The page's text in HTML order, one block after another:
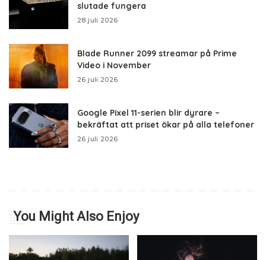
slutade fungera
28 juli 2026
Blade Runner 2099 streamar på Prime
Video i November
26 juli 2026
Google Pixel 11-serien blir dyrare –
bekräftat att priset ökar på alla telefoner
26 juli 2026
You Might Also Enjoy